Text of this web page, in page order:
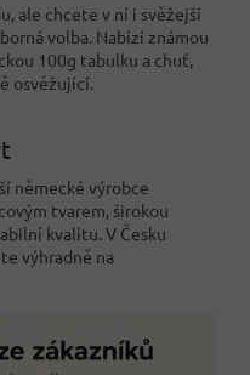
ale chcete v ní i svěžejší
volba. Nabízí známou
100g tabulku a chuť,
osvěžující.
německé výrobce
tvarem, širokou
kvalitu. V Česku
výhradně na